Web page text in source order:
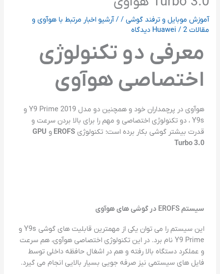
آموزش موبایل و ترفند گوشی /
/ آرشیو اخبار مرتبط با هوآوی و
مقالات Huawei
/ 2 دیدگاه
معرفی دو تکنولوژی
اختصاصی هوآوی
هوآوی در پرچمداران خود و همچنین دو مدل Y9 Prime 2019 و
Y9s ، دو تکنولوژی اختصاصی و مهم را برای بالا بردن سرعت و
قدرت بیشتر گوشی بکار برده است؛ تکنولوژیEROFS و GPU
Turbo 3.0
سیستم EROFS در گوشی های هوآوی
این سیستم را می توان یکی از مهمترین قابلیت های گوشی Y9s و
Y9 Prime نام برد. در این تکنولوژی اختصاصی هوآوی، هم سرعت
و عملکرد دستگاه بالا رفته و هم در اشغال حافظه داخلی توسط
فایل های سیستمی نیز صرفه جویی بسیار بالایی انجام می گیرد.